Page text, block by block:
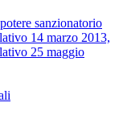
sanzionatorio
14 marzo 2013,
25 maggio